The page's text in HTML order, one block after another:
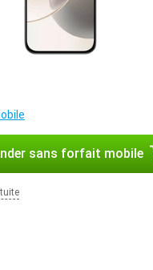
sans forfait mobile